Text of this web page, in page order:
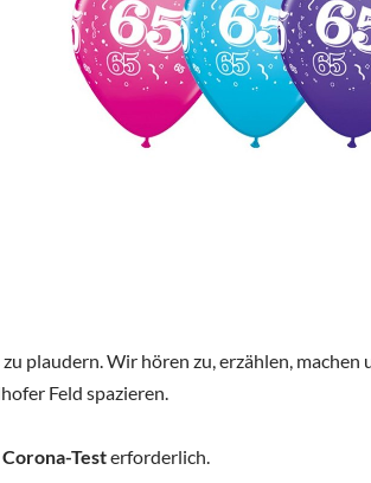
plaudern. Wir hören zu, erzählen, machen
Feld spazieren.
Testerforderlich.